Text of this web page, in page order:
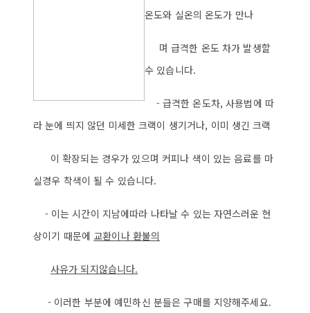
온도와 실온의 온도가 만나
며 급격한 온도 차가 발생할
수 있습니다.
- 급격한 온도차, 사용법에 따
라 눈에 띄지 않던 미세한 크랙이 생기거나, 이미 생긴 크랙
이 확장되는 경우가 있으며 커피나 색이 있는 음료를 마
실경우 착색이 될 수 있습니다.
- 이는 시간이 지남에따라 나타날 수 있는 자연스러운 현
상이기 때문에 교환이나 환불의
사유가 되지않습니다.
- 이러한 부분에 예민하신 분들은 구매를 지양해주세요.